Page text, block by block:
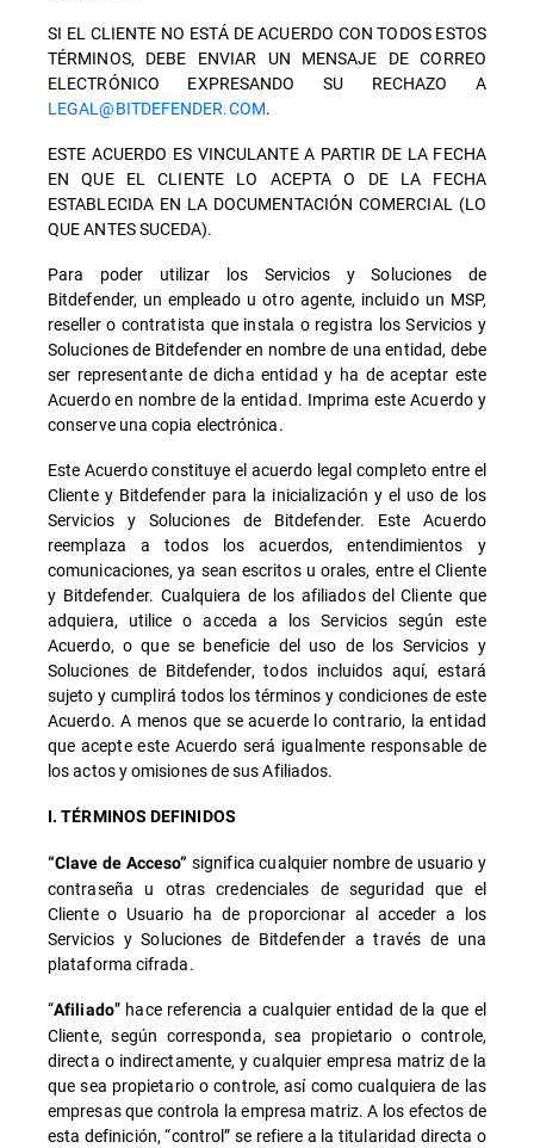
SI EL CLIENTE NO ESTÁ DE ACUERDO CON TODOS ESTOS
TÉRMINOS, DEBE ENVIAR UN MENSAJE DE CORREO
ELECTRÓNICO EXPRESANDO SU RECHAZO A
LEGAL@BITDEFENDER.COM.
ESTE ACUERDO ES VINCULANTE A PARTIR DE LA FECHA
EN QUE EL CLIENTE LO ACEPTA O DE LA FECHA
ESTABLECIDA EN LA DOCUMENTACIÓN COMERCIAL (LO
QUE ANTES SUCEDA).
Para poder utilizar los Servicios y Soluciones de
Bitdefender, un empleado u otro agente, incluido un MSP,
reseller o contratista que instala o registra los Servicios y
Soluciones de Bitdefender en nombre de una entidad, debe
ser representante de dicha entidad y ha de aceptar este
Acuerdo en nombre de la entidad. Imprima este Acuerdo y
conserve una copia electrónica.
Este Acuerdo constituye el acuerdo legal completo entre el
Cliente y Bitdefender para la inicialización y el uso de los
Servicios y Soluciones de Bitdefender. Este Acuerdo
reemplaza a todos los acuerdos, entendimientos y
comunicaciones, ya sean escritos u orales, entre el Cliente
y Bitdefender. Cualquiera de los afiliados del Cliente que
adquiera, utilice o acceda a los Servicios según este
Acuerdo, o que se beneficie del uso de los Servicios y
Soluciones de Bitdefender, todos incluidos aquí, estará
sujeto y cumplirá todos los términos y condiciones de este
Acuerdo. A menos que se acuerde lo contrario, la entidad
que acepte este Acuerdo será igualmente responsable de
los actos y omisiones de sus Afiliados.
I. TÉRMINOS DEFINIDOS
“Clave de Acceso”significa cualquier nombre de usuario y
contraseña u otras credenciales de seguridad que el
Cliente o Usuario ha de proporcionar al acceder a los
Servicios y Soluciones de Bitdefender a través de una
plataforma cifrada.
“Afiliado” hace referencia a cualquier entidad de la que el
Cliente, según corresponda, sea propietario o controle,
directa o indirectamente, y cualquier empresa matriz de la
que sea propietario o controle, así como cualquiera de las
empresas que controla la empresa matriz. A los efectos de
esta definición, “control” se refiere a la titularidad directa o